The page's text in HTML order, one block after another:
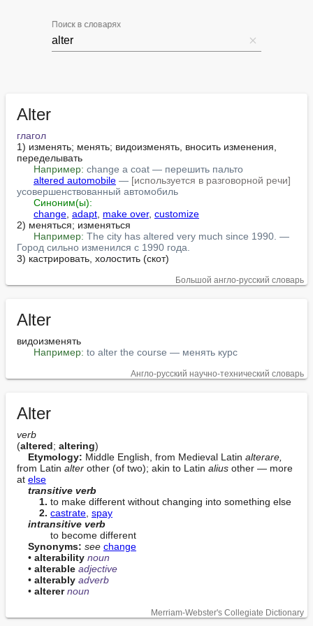
Поиск в словарях
Alter
глагол
1) изменять; менять; видоизменять, вносить изменения,
переделывать
Например: change a coat — перешить пальто
altered automobile — [используется в разговорной речи]
усовершенствованный автомобиль
Синоним(ы):
change adapt make over, customize
2) меняться; изменяться
Например: The city has altered very much since 1990. —
Город сильно изменился с 1990 года.
3) кастрировать, холостить (скот)
Большой англо-русский словарь
Alter
видоизменять
Например: to alter the course — менять курс
Англо-русский научно-технический словарь
Alter
verb
(altered; altering)
Etymology: Middle English, from Medieval Latin alterare,
from Latin alter other (of two); akin to Latin alius other — more
at else
transitive verb
1. to make different without changing into something else
2. castrate spay
intransitive verb
Synonyms: see change
    •
alterability noun
    •
alterable adjective
    •
alterably adverb
    •
alterer noun
Merriam-Webster's Collegiate Dictionary